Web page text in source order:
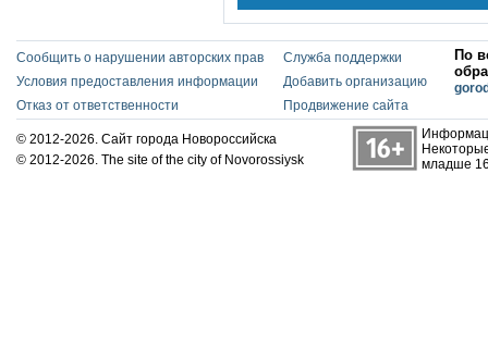
Сообщить о нарушении авторских прав
Условия предоставления информации
Отказ от ответственности
Служба поддержки
Добавить организацию
Продвижение сайта
По
© 2012-2026. Сайт города Новороссийска
© 2012-2026. The site of the city of Novorossiysk
младше